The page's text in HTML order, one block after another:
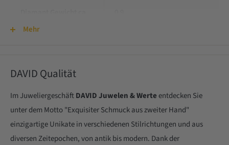
Gewicht
Durchmesser 53
Zustand sehr gut
Mehr
DAVID Qualität
Im JuweliergeschäftDAVID Juwelen & Werteentdecken Sie
unter dem Motto "Exquisiter Schmuck aus zweiter Hand"
einzigartige Unikate in verschiedenen Stilrichtungen und aus
diversen Zeitepochen, von antik bis modern. Dank der